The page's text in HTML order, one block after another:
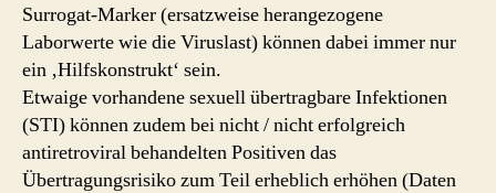
Surrogat-Marker (ersatzweise herangezogene
Laborwerte wie die Viruslast) können dabei immer nur
ein ‚Hilfskonstrukt‘ sein.
Etwaige vorhandene sexuell übertragbare Infektionen
(STI) können zudem bei nicht / nicht erfolgreich
antiretroviral behandelten Positiven das
Übertragungsrisiko zum Teil erheblich erhöhen (Daten